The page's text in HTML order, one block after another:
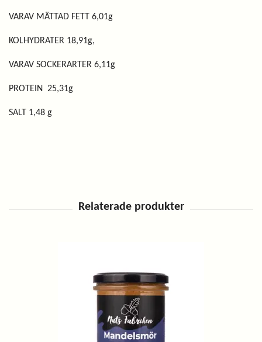
VARAV MÄTTAD FETT 6,01g
KOLHYDRATER 18,91g,
VARAV SOCKERARTER 6,11g
PROTEIN 25,31g
SALT 1,48 g